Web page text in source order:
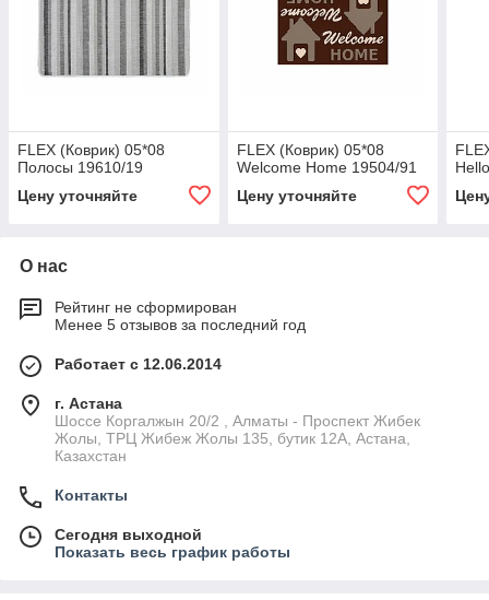
FLEX (Коврик) 05*08
Полосы 19610/19
Цену уточняйте
FLEX (Коврик) 05*08
Welcome Home 19504/91
Цену уточняйте
О нас
Рейтинг не сформирован
Менее 5 отзывов за последний год
Работает с 12.06.2014
г. Астана
Шоссе Коргалжын 20/2 , Алматы - Проспект Жибек
Жолы, ТРЦ Жибеж Жолы 135, бутик 12А, Астана,
Казахстан
Контакты
Сегодня выходной
Показать весь график работы